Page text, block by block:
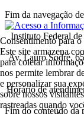
Fim da navegação
Instituto Federal
Av. Lauro Sodré,
Horário de
Fim do conteúdo da
Consentimento para
Este site armazena
para coletar
nos permite lembrar
e personalizar sua
sobre nossos
rastreadas quando